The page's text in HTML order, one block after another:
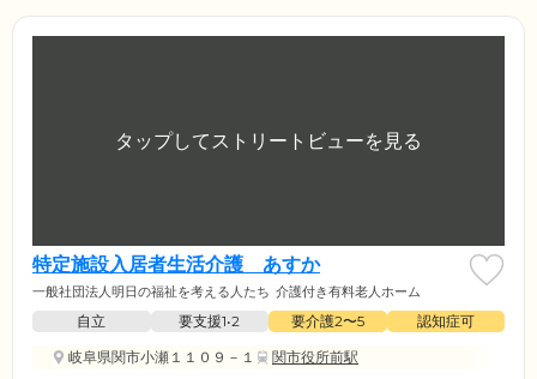
特定施設入居者生活介護 あすか
一般社団法人明日の福祉を考える人たち 介護付き有料老人ホーム
自立 要支援1•2 要介護2〜5
認知症可
岐阜県関市小瀬１１０９－１
関市役所前駅